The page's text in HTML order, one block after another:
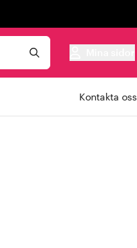
Kontakta oss